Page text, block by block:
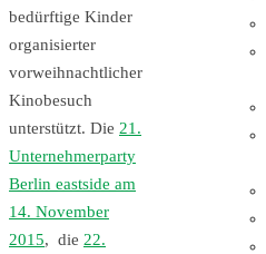
bedürftige Kinder
organisierter
vorweihnachtlicher
Kinobesuch
unterstützt. Die 21.
Unternehmerparty
Berlin eastside am
14. November
2015, die 22.